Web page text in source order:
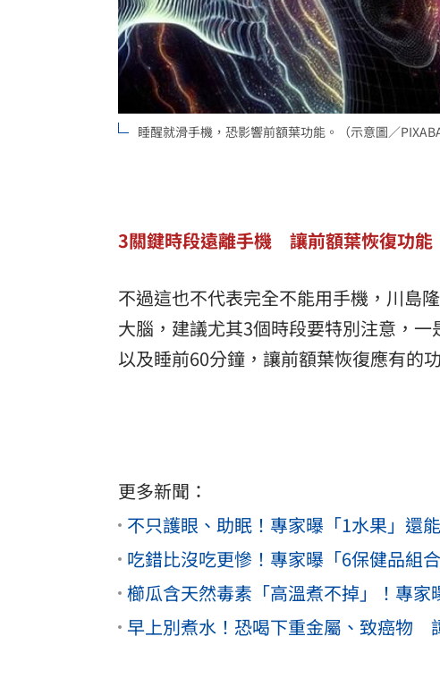
睡醒就滑手機，恐影響前額葉功能。（示意圖／
3關鍵時段遠離手機 讓前額葉恢復功能
不過這也不代表完全不能用手機，川島
大腦，建議尤其3個時段要特別注意，
以及睡前60分鐘，讓前額葉恢復應有的
更多新聞：
不只護眼、助眠！專家曝「1水果」還
吃錯比沒吃更慘！專家曝「6保健品
櫛瓜含天然毒素「高溫煮不掉」！專
早上別煮水！恐喝下重金屬、致癌物